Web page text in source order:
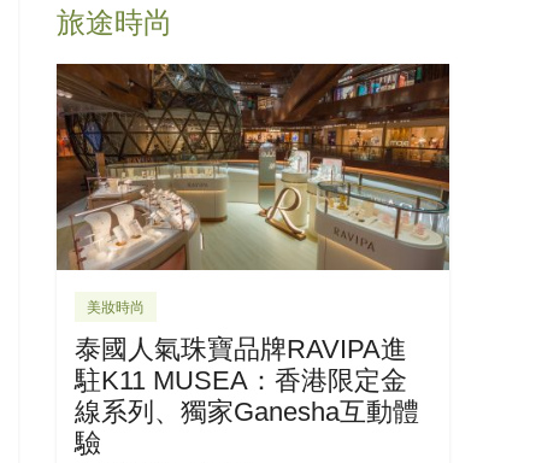
旅途時尚
美妝時尚
泰國人氣珠寶品牌RAVIPA進
駐K11 MUSEA：香港限定金
線系列、獨家Ganesha互動體
驗